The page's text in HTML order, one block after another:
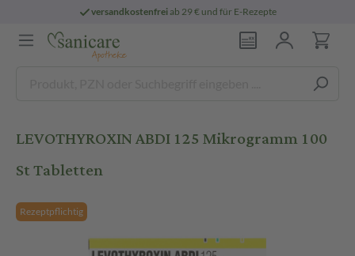
versandkostenfreiab 29 € und für E-Rezepte
LEVOTHYROXIN ABDI 125 Mikrogramm 100
St Tabletten
Rezeptpflichtig